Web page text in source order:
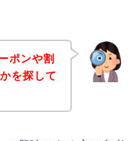
ポンや割
を探して